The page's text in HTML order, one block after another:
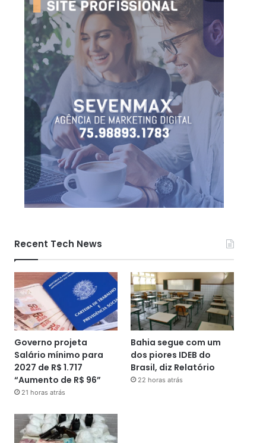
Recent Tech News
Governo projeta
Salário mínimo para
2027 de R$ 1.717
“Aumento de R$ 96”
21 horas atrás
Bahia segue com um
dos piores IDEB do
Brasil, diz Relatório
22 horas atrás